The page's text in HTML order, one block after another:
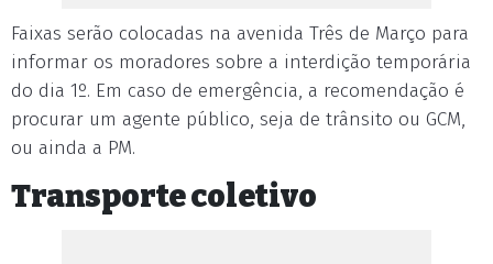
Faixas serão colocadas na avenida Três de Março para
informar os moradores sobre a interdição temporária
do dia 1º. Em caso de emergência, a recomendação é
procurar um agente público, seja de trânsito ou GCM,
ou ainda a PM.
Transporte coletivo